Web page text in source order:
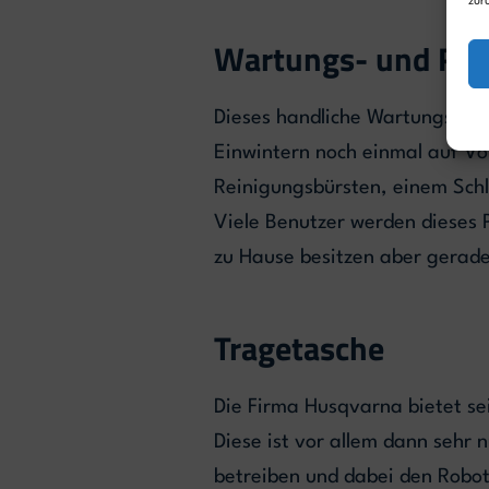
Wartungs- und
Dieses handliche Wartungs-
Einwintern noch einmal auf
Reinigungsbürsten, einem
Viele Benutzer werden
zu Hause besitzen aber
Tragetasche
Die Firma Husqvarna bietet
Diese ist vor allem dann sehr
betreiben und dabei den